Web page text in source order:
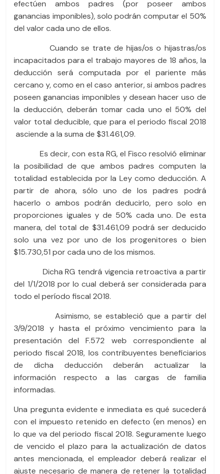
efectúen ambos padres (por poseer ambos
ganancias imponibles), solo podrán computar el 50%
del valor cada uno de ellos.
Cuando se trate de hijas/os o hijastras/os
incapacitados para el trabajo mayores de 18 años, la
deducción será computada por el pariente más
cercano y, como en el caso anterior, si ambos padres
poseen ganancias imponibles y desean hacer uso de
la deducción, deberán tomar cada uno el 50% del
valor total deducible, que para el periodo fiscal 2018
asciende a la suma de $31.461,09.
Es decir, con esta RG, el Fisco resolvió eliminar
la posibilidad de que ambos padres computen la
totalidad establecida por la Ley como deducción. A
partir de ahora, sólo uno de los padres podrá
hacerlo o ambos podrán deducirlo, pero solo en
proporciones iguales y de 50% cada uno. De esta
manera, del total de $31.461,09 podrá ser deducido
solo una vez por uno de los progenitores o bien
$15.730,51 por cada uno de los mismos.
Dicha RG tendrá vigencia retroactiva a partir
del 1/1/2018 por lo cual deberá ser considerada para
todo el período fiscal 2018.
Asimismo, se estableció que a partir del
3/9/2018 y hasta el próximo vencimiento para la
presentación del F.572 web correspondiente al
periodo fiscal 2018, los contribuyentes beneficiarios
de dicha deducción deberán actualizar la
información respecto a las cargas de familia
informadas.
Una pregunta evidente e inmediata es qué sucederá
con el impuesto retenido en defecto (en menos) en
lo que va del periodo fiscal 2018. Seguramente luego
de vencido el plazo para la actualización de datos
antes mencionada, el empleador deberá realizar el
ajuste necesario de manera de retener la totalidad